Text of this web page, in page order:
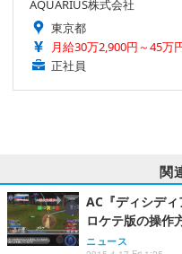
AQUARIUS株式会社
東京都
月給30万2,900円～45万
正社員
関
AC『ディシデ
ロケテ版の操作
ニュース